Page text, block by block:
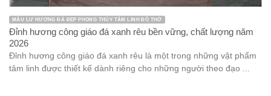
MẪU LƯ HƯƠNG ĐÁ ĐẸP PHONG THỦY TÂM LINH ĐỒ THỜ
Đỉnh hương công giáo đá xanh rêu bền vững, chất lượng năm
2026
Đỉnh hương công giáo đá xanh rêu là một trong những vật phẩm
tâm linh được thiết kế dành riêng cho những người theo đạo ...